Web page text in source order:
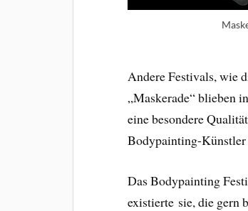
Andere Festivals, wie
„Maskerade“ blieben
eine besondere
Bodypainting-Künstler
Das Bodypainting
existierte sie, die gern